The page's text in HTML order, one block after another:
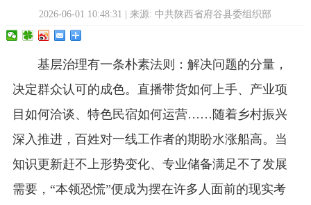
2026-06-01 10:48:31 | 来源: 中共陕西省府谷县委组织部
基层治理有一条朴素法则：解决问题的分量，
决定群众认可的成色。直播带货如何上手、产业项
目如何洽谈、特色民宿如何运营……随着乡村振兴
深入推进，百姓对一线工作者的期盼水涨船高。当
知识更新赶不上形势变化、专业储备满足不了发展
需要，“本领恐慌”便成为摆在许多人面前的现实考